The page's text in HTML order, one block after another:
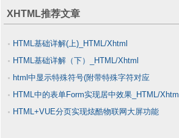
XHTML推荐文章
HTML基础详解(上)_HTML/Xhtml
HTML基础详解（下）_HTML/Xhtml
html中显示特殊符号(附带特殊字符对应
表)_HTML/Xhtml
HTML中的表单Form实现居中效果_HTML/Xhtml
HTML+VUE分页实现炫酷物联网大屏功能